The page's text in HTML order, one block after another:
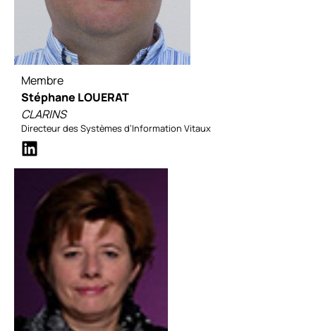
Membre
Stéphane LOUERAT
CLARINS
Directeur des Systèmes d’Information Vitaux